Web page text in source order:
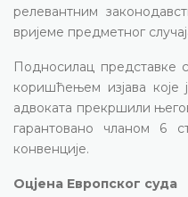
релевантним
вријеме предметног
Подносилац
коришћењем изјава које
адвоката прекршили
гарантовано чланом 6
конвенције.
Оцјена Европског суда